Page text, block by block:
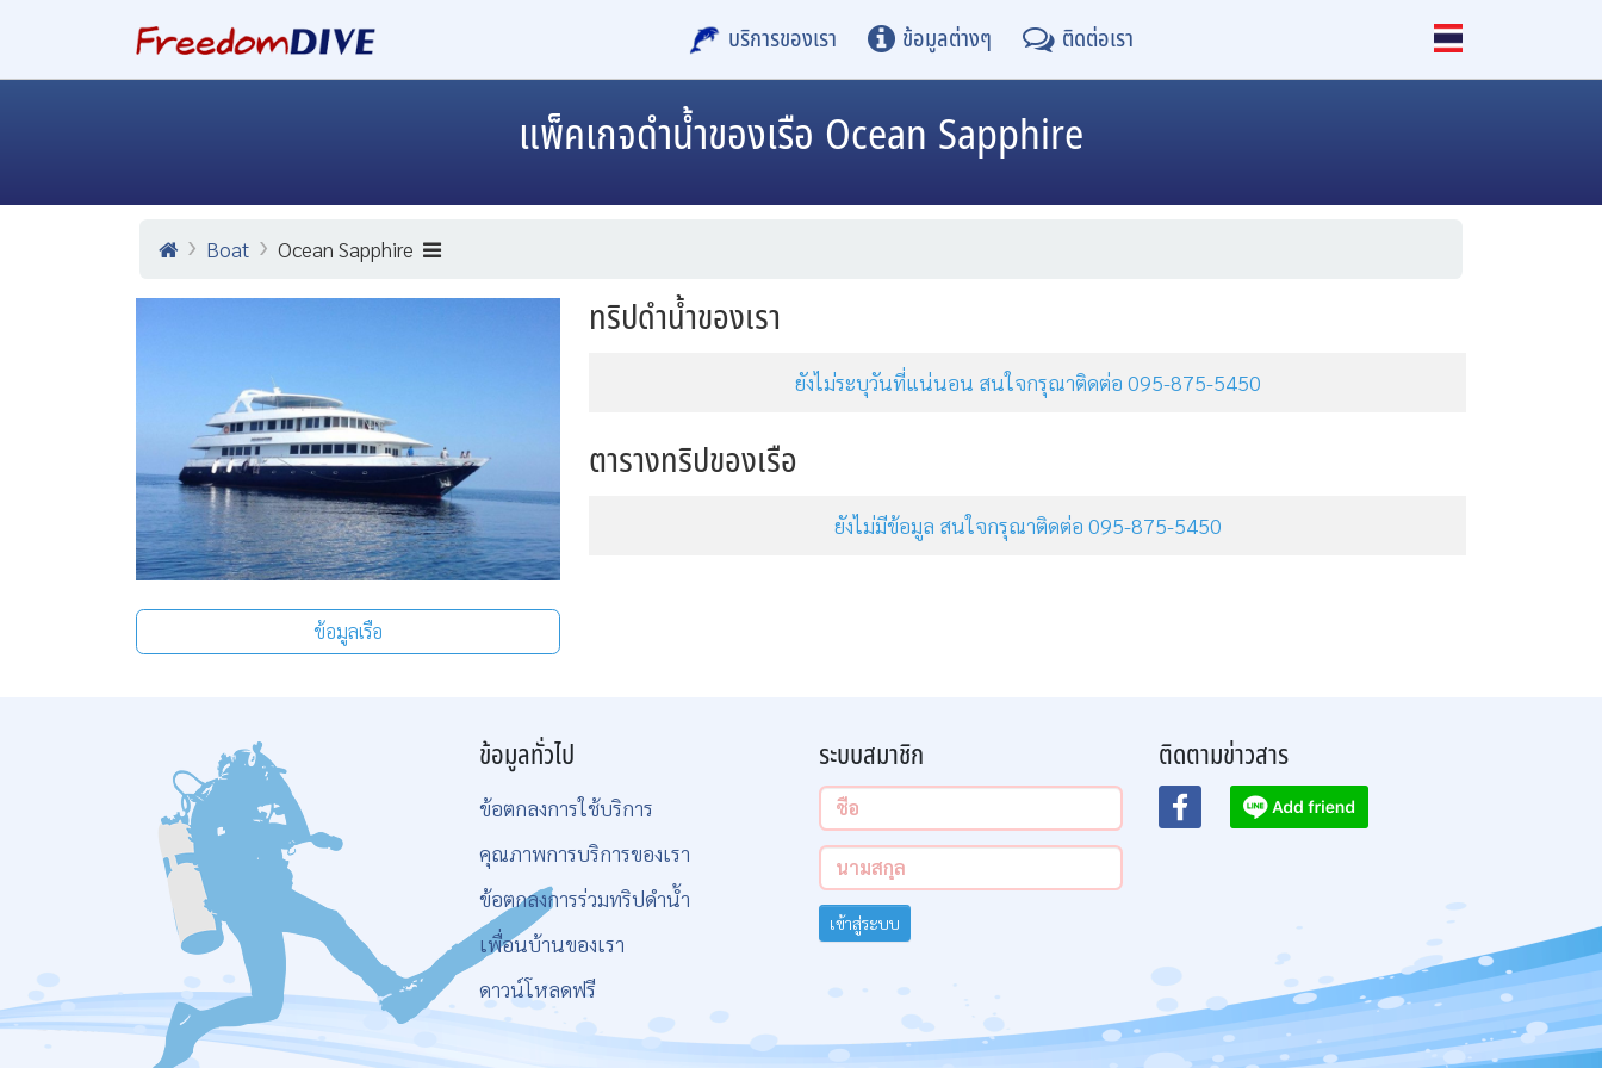
บริการของเรา ข้อมูลต่างๆ ติดต่อเรา
แพ็คเกจดำน้ำของเรือ Ocean Sapphire
Boat Ocean Sapphire
ทริปดำน้ำของเรา
ยังไม่ระบุวันที่แน่นอน สนใจกรุณาติดต่อ 095-875-5450
ตารางทริปของเรือ
ยังไม่มีข้อมูล สนใจกรุณาติดต่อ 095-875-5450
ข้อมูลเรือ
ข้อมูลทั่วไป
ข้อตกลงการใช้บริการ
คุณภาพการบริการของเรา
ข้อตกลงการร่วมทริปดำน้ำ
เพื่อนบ้านของเรา
ดาวน์โหลดฟรี
ระบบสมาชิก
เข้าสู่ระบบ
ติดตามข่าวสาร